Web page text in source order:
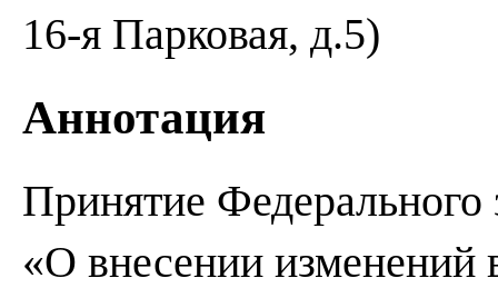
16-я Парковая, д.5)
Аннотация
Принятие
«О внесении изменений